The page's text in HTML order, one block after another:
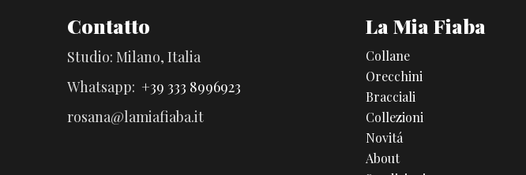
Contatto
Studio: Milano, Italia
Whatsapp: +39 333 8996923
rosana@lamiafiaba.it
La Mia Fiaba
Collane
Orecchini
Bracciali
Collezioni
Novitá
About